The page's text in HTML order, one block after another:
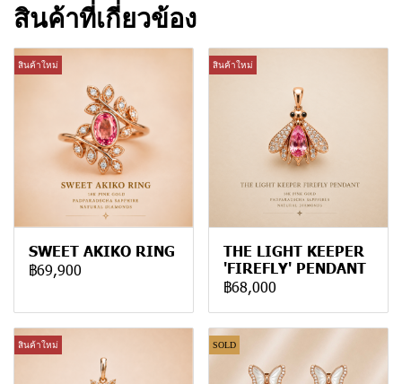
สินค้าที่เกี่ยวข้อง
สินค้าใหม่
SWEET AKIKO RING
฿69,900
สินค้าใหม่
THE LIGHT KEEPER
'FIREFLY' PENDANT
฿68,000
สินค้าใหม่ SOLD